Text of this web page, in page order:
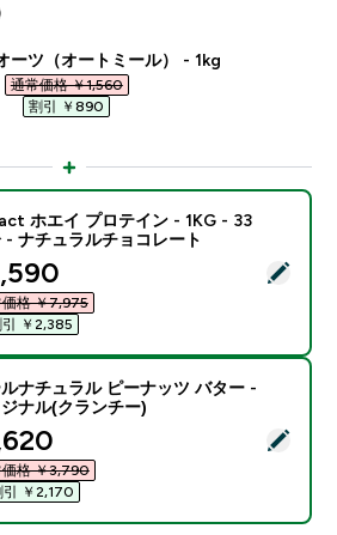
ーツ（オートミール） - 1kg
price
通常価格 ￥1,560‎
割引 ￥890‎
- Impact ホエイ プロテイン - 1KG -
ホエイ プロテイン - 1KG - 33
- ナチュラルチョコレート
price
価格 ￥7,975‎
引 ￥2,385‎
- オールナチュラル ピーナッツ バタ
ナチュラル ピーナッツ バター -
ナル(クランチー)
price
価格 ￥3,790‎
引 ￥2,170‎